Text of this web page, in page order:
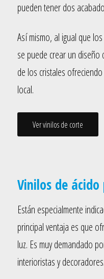
pueden tener dos
Así mismo, al igual que
se puede crear un
de los cristales
local.
Ver vinilos de corte
Vinilos de
Están especialmente
principal ventaja es que
luz. Es muy demandado
interioristas y decoradores.